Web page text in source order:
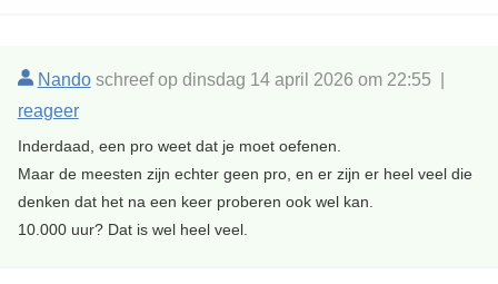
Nandoschreef op dinsdag 14 april 2026 om 22:55 |
reageer
Inderdaad, een pro weet dat je moet oefenen.
Maar de meesten zijn echter geen pro, en er zijn er heel veel die
denken dat het na een keer proberen ook wel kan.
10.000 uur? Dat is wel heel veel.